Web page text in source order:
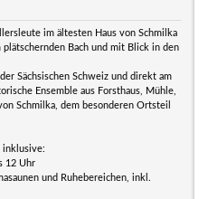
im ältesten Haus von Schmilka
Bach und mit Blick in den
Sächsischen Schweiz und direkt am
Ensemble aus Forsthaus, Mühle,
Schmilka, dem besonderen Ortsteil
inklusive:
12 Uhr
und Ruhebereichen, inkl.